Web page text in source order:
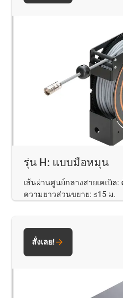
รุ่น H: แบบมือหมุน
เส้นผ่านศูนย์กลางสายเคเบิล:
ความยาวส่วนขยาย: ≤15 ม.
สั่งเลย!